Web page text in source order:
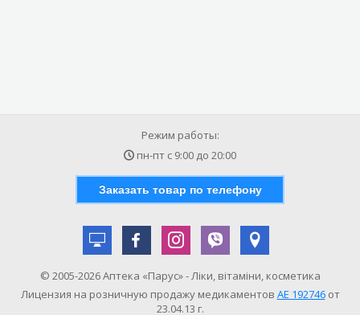
Режим работы:
пн-пт с 9:00 до 20:00
Заказать товар по телефону
© 2005-2026 Аптека «Парус» - Ліки, вітаміни, косметика
Лицензия на розничную продажу медикаментов АE 192746от
23.04.13 г.